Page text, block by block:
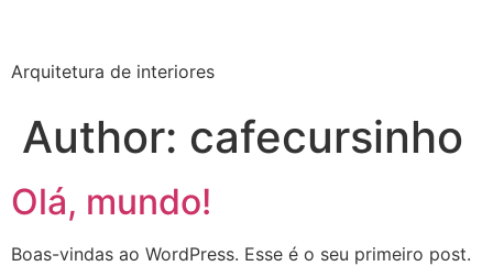
Arquitetura de interiores
Author: cafecursinho
Olá, mundo!
Boas-vindas ao WordPress. Esse é o seu primeiro post.